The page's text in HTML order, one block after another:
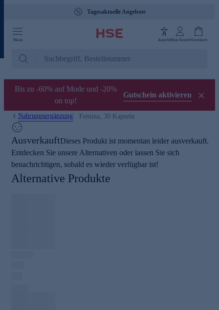
Tagesaktuelle Angebote
Menü AnsichtMein KontoWarenkorb
Bis zu -60% auf Mode und -20%
on top!
Gutschein aktivieren
Nahrungsergänzung Femina, 30 Kapseln
AusverkauftDieses Produkt ist momentan leider ausverkauft.
Entdecken Sie unsere Alternativen oder lassen Sie sich
benachrichtigen, sobald es wieder verfügbar ist!
Alternative Produkte